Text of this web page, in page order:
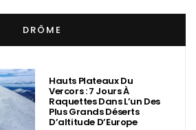
DRÔME
Hauts Plateaux Du
Vercors : 7 Jours À
Raquettes Dans L’un Des
Plus Grands Déserts
D’altitude D’Europe